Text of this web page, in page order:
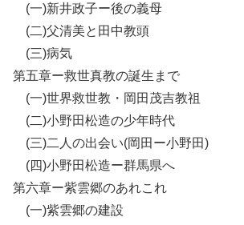
(一)新井政子ー後の義母
(二)父清美と田中教頭
(三)病気
第五章ー救世真教の誕生まで
(一)世界救世教・岡田茂吉教祖
(二)小野田松造の少年時代
(三)二人の出会い(岡田ー小野田)
(四)小野田松造ー群馬県へ
第六章ー紫雲郷のあれこれ
(一)紫雲郷の建設